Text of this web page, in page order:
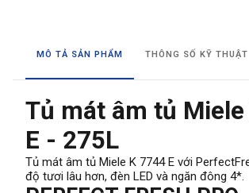
MÔ TẢ SẢN PHẨM THÔNG SỐ KỸ THUẬT
Tủ mát âm tủ
E - 275L
Tủ mát âm tủ Miele K 7744 E với
độ tươi lâu hơn, đèn LED và ngăn đông 4*.